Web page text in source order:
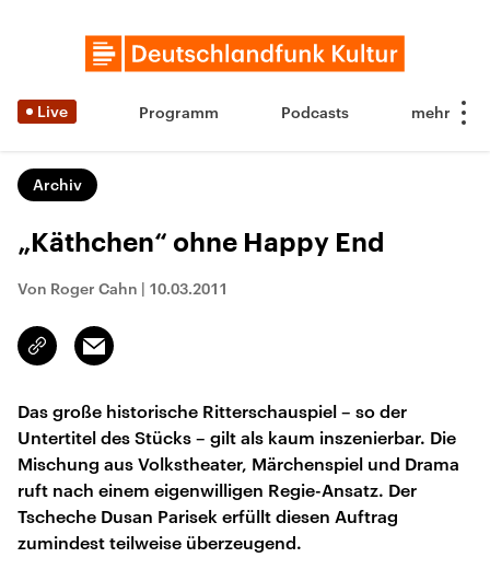
Live Programm Podcasts
Archiv
„Käthchen“ ohne Happy End
Von Roger Cahn | 10.03.2011
Link
kopieren/teilen
Email
Das große historische Ritterschauspiel – so der
Untertitel des Stücks – gilt als kaum inszenierbar. Die
Mischung aus Volkstheater, Märchenspiel und Drama
ruft nach einem eigenwilligen Regie-Ansatz. Der
Tscheche Dusan Parisek erfüllt diesen Auftrag
zumindest teilweise überzeugend.